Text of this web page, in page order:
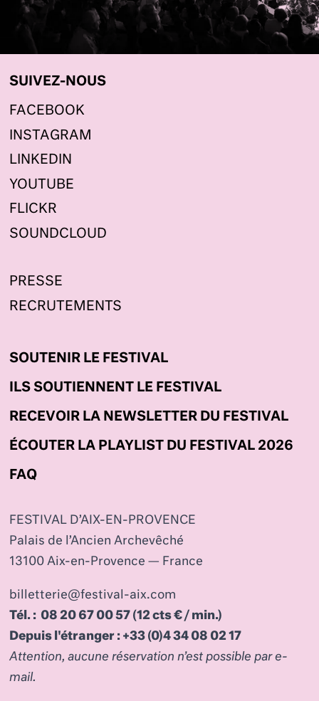
SUIVEZ-NOUS
FACEBOOK
INSTAGRAM
LINKEDIN
YOUTUBE
FLICKR
SOUNDCLOUD
PRESSE
RECRUTEMENTS
SOUTENIR LE FESTIVAL
ILS SOUTIENNENT LE FESTIVAL
RECEVOIR LA NEWSLETTER DU FESTIVAL
ÉCOUTER LA PLAYLIST DU FESTIVAL 2026
FAQ
FESTIVAL D’AIX-EN-PROVENCE
Palais de l’Ancien Archevêché
13100 Aix-en-Provence — France
billetterie@festival-aix.com
Tél. : 08 20 67 00 57 (12 cts € / min.)
Depuis l'étranger : +33 (0)4 34 08 02 17
Attention, aucune réservation n’est possible par e-
mail.